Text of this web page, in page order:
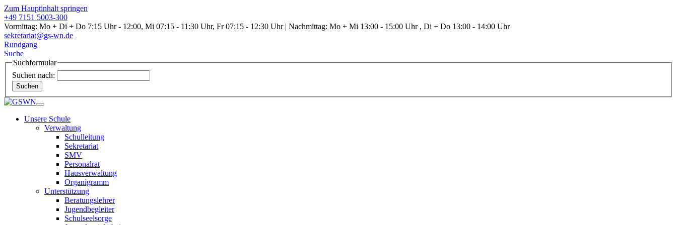
Zum Hauptinhalt springen
+49 7151 5003-300
Vormittag: Mo + Di + Do 7:15 Uhr - 12:00, Mi 07:15 - 11:30 Uhr, Fr 07:15 - 12:30 Uhr | Nachmittag: Mo + Mi 13:00 - 15:00 Uhr , Di + Do 13:00 - 14:00 Uhr
sekretariat@gs-wn.de
Rundgang
Suche
Suchformular
Suchen nach:
Suchen
Unsere Schule
Verwaltung
Schulleitung
Sekretariat
SMV
Personalrat
Hausverwaltung
Organigramm
Unterstützung
Beratungslehrer
Jugendbegleiter
Schulseelsorge